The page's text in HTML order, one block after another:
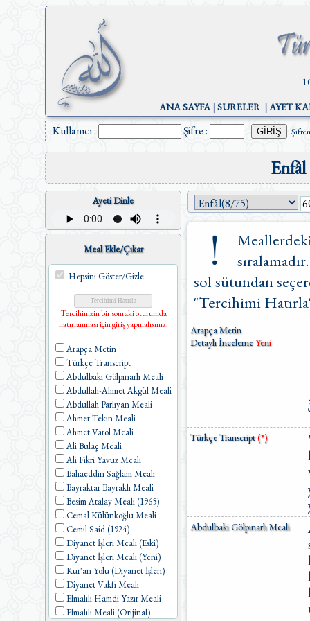
ANA SAYFA|SURELER|AYET
Kullanıcı : Şifre :
Ayeti Dinle
Meal Ekle/Çıkar
Hepsini Göster/Gizle
Tercihinizin bir sonraki oturumda
hatırlanması için giriş yapmalısınız.
Arapça Metin
Türkçe Transcript
Abdulbaki Gölpınarlı Meali
Abdullah-Ahmet Akgül Meali
Abdullah Parlıyan Meali
Ahmet Tekin Meali
Ahmet Varol Meali
Ali Bulaç Meali
Ali Fikri Yavuz Meali
Bahaeddin Sağlam Meali
Bayraktar Bayraklı Meali
Besim Atalay Meali (1965)
Cemal Külünkoğlu Meali
Cemil Said (1924)
Diyanet İşleri Meali (Eski)
Diyanet İşleri Meali (Yeni)
Kur'an Yolu (Diyanet İşleri)
Diyanet Vakfı Meali
Elmalılı Hamdi Yazır Meali
Elmalılı Meali (Orijinal)
sol sütundan
"Tercihimi
Arapça Metin
Detaylı İncelemeYeni
Türkçe Transcript(*)
Abdulbaki Gölpınarlı Meali